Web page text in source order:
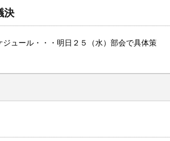
決
ュール・・・明日２５（水）部会で具体策